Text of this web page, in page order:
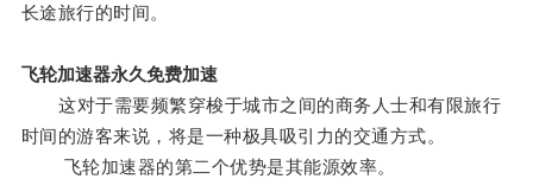
长途旅行的时间。
飞轮加速器永久免费加速
这对于需要频繁穿梭于城市之间的商务人士和有限旅行
时间的游客来说，将是一种极具吸引力的交通方式。
飞轮加速器的第二个优势是其能源效率。